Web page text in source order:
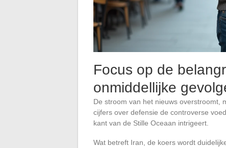
Focus op de
onmiddellijke
De stroom van het nieuws overstroomt,
cijfers over defensie de controverse
kant van de Stille Oceaan intrigeert.
Wat betreft Iran, de koers wordt